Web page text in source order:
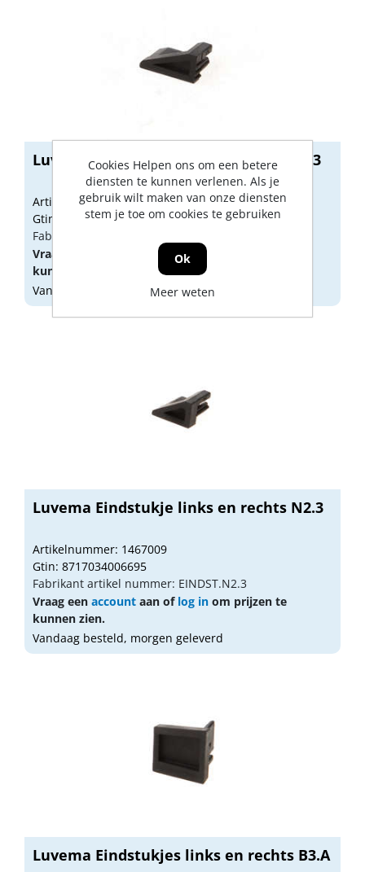
Luvema Eindstukje links en rechts V3.3
Artikelnummer: 1467010
Gtin: 8717034006787
Fabrikant artikel nummer: EINDST.V3.3
Vraag een
aan oflog in
kunnen zien.
Vandaag besteld, morgen geleverd
Luvema Eindstukje links en rechts N2.3
Artikelnummer: 1467009
Gtin: 8717034006695
Fabrikant artikel nummer: EINDST.N2.3
Vraag een account aan of log in om prijzen te
kunnen zien.
Vandaag besteld, morgen geleverd
Luvema Eindstukjes links en rechts B3.A
Cookies Helpen ons om een betere
diensten te kunnen verlenen. Als je
gebruik wilt maken van onze diensten
stem je toe om cookies te gebruiken
Ok
Meer weten